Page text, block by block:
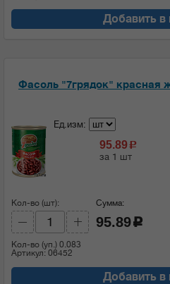
Добавить в
Фасоль "7грядок" красная
Ед.изм:
95.89c
за 1 шт
Кол-во (шт):
Кол-во (уп.) 0.083
Артикул: 06452
Сумма:
95.89 c
Добавить в